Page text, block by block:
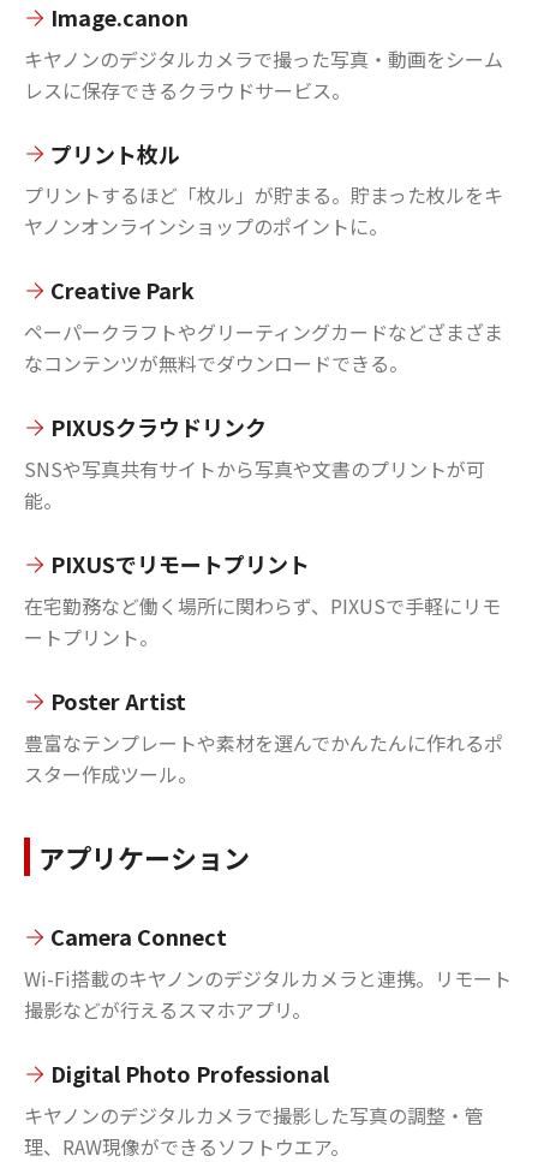
Image.canon
キヤノンのデジタルカメラで撮った写真・動画をシーム
レスに保存できるクラウドサービス。
プリント枚ル
プリントするほど「枚ル」が貯まる。貯まった枚ルをキ
ヤノンオンラインショップのポイントに。
Creative Park
ペーパークラフトやグリーティングカードなどざまざま
なコンテンツが無料でダウンロードできる。
PIXUSクラウドリンク
SNSや写真共有サイトから写真や文書のプリントが可
能。
PIXUSでリモートプリント
在宅勤務など働く場所に関わらず、PIXUSで手軽にリモ
ートプリント。
Poster Artist
豊富なテンプレートや素材を選んでかんたんに作れるポ
スター作成ツール。
アプリケーション
Camera Connect
Wi-Fi搭載のキヤノンのデジタルカメラと連携。リモート
撮影などが行えるスマホアプリ。
Digital Photo Professional
キヤノンのデジタルカメラで撮影した写真の調整・管
理、RAW現像ができるソフトウエア。